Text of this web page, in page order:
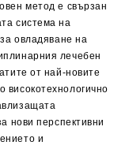
метод е свързан
система на
овладяване на
лечебен
от най-новите
високотехнологично
нови перспективни
и